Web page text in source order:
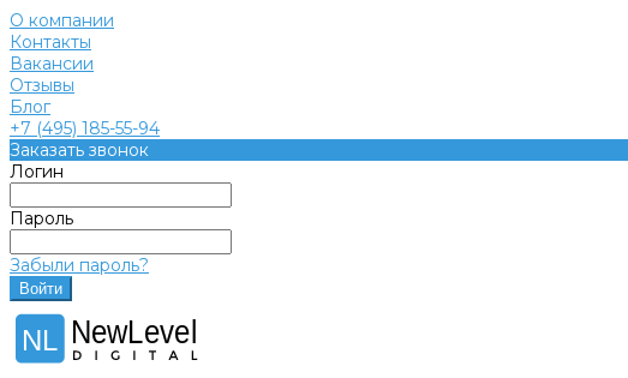
О компании
Контакты
Вакансии
Отзывы
Блог
+7 (495) 185-55-94
Заказать звонок
Логин
Пароль
Забыли пароль?
NewLevel
NL